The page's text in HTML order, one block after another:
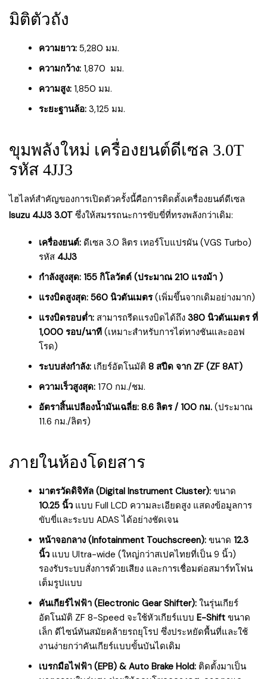
มิติตัวถัง
ความยาว: 5,280 มม.
ความกว้าง: 1,870 มม.
ความสูง: 1,850 มม.
ระยะฐานล้อ: 3,125 มม.
ขุมพลังใหม่ เครื่องยนต์ดีเซล 3.0T
รหัส 4JJ3
ไฮไลท์สำคัญของการเปิดตัวครั้งนี้คือการติดตั้งเครื่องยนต์ดีเซล
Isuzu 4JJ3 3.0T ซึ่งให้สมรรถนะการขับขี่ที่ทรงพลังกว่าเดิม:
เครื่องยนต์: ดีเซล 3.0 ลิตร เทอร์โบแปรผัน (VGS Turbo)
รหัส 4JJ3
กำลังสูงสุด: 155 กิโลวัตต์ (ประมาณ 210 แรงม้า )
แรงบิดสูงสุด: 560 นิวตันเมตร(เพิ่มขึ้นจากเดิมอย่างมาก)
แรงบิดรอบต่ำ: สามารถรีดแรงบิดได้ถึง 380 นิวตันเมตร ที่
1,000 รอบ/นาที (เหมาะสำหรับการไต่ทางชันและออฟ
โรด)
ระบบส่งกำลัง: เกียร์อัตโนมัติ 8 สปีด จาก ZF (ZF 8AT)
ความเร็วสูงสุด: 170 กม./ชม.
อัตราสิ้นเปลืองน้ำมันเฉลี่ย: 8.6 ลิตร / 100 กม. (ประมาณ
11.6 กม./ลิตร)
ภายในห้องโดยสาร
มาตรวัดดิจิทัล (Digital Instrument Cluster): ขนาด
10.25 นิ้ว แบบ Full LCD ความละเอียดสูง แสดงข้อมูลการ
ขับขี่และระบบ ADAS ได้อย่างชัดเจน
หน้าจอกลาง (Infotainment Touchscreen): ขนาด 12.3
นิ้ว แบบ Ultra-wide (ใหญ่กว่าสเปคไทยที่เป็น 9 นิ้ว)
รองรับระบบสั่งการด้วยเสียง และการเชื่อมต่อสมาร์ทโฟน
เต็มรูปแบบ
คันเกียร์ไฟฟ้า (Electronic Gear Shifter): ในรุ่นเกียร์
อัตโนมัติ ZF 8-Speed จะใช้หัวเกียร์แบบ E-Shift ขนาด
เล็ก ดีไซน์ทันสมัยคล้ายรถยุโรป ซึ่งประหยัดพื้นที่และใช้
งานง่ายกว่าคันเกียร์แบบขั้นบันไดเดิม
เบรกมือไฟฟ้า (EPB) & Auto Brake Hold: ติดตั้งมาเป็น